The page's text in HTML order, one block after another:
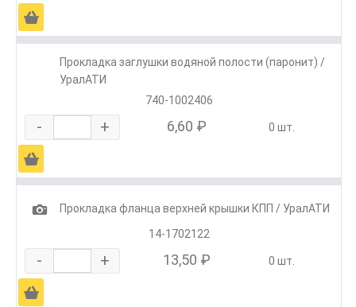
Ä
Прокладка заглушки водяной полости (паронит) /
УралАТИ
740-1002406
- + 6,60 ₽ 0 шт.
Ä
1
Прокладка фланца верхней крышки КПП / УралАТИ
14-1702122
- + 13,50 ₽ 0 шт.
Ä